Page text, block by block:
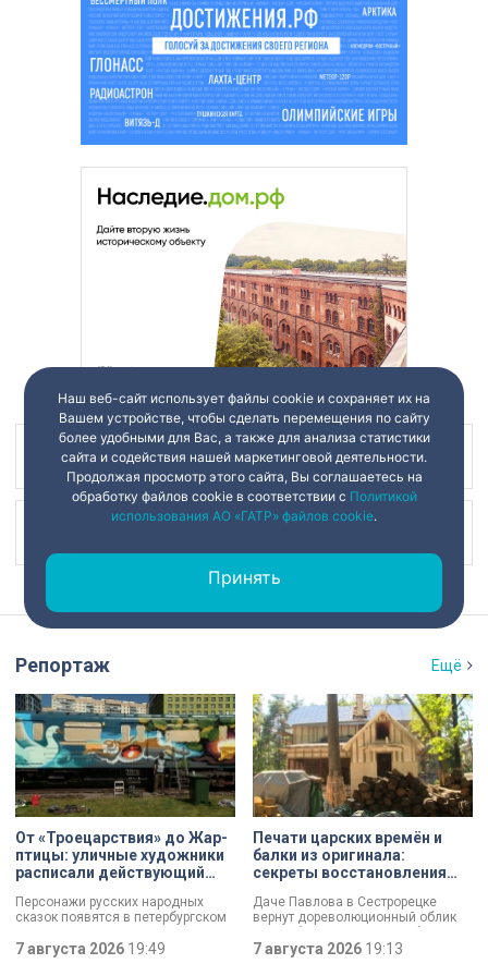
Наш канал в
Репортаж Ещё
От «Троецарствия» до Жар-
птицы: уличные художники
расписали действующий
Персонажи русских народных
сказок появятся в петербургском
«Выборгское» завершился
7 августа 2026 19:49
Печати царских времён и
балки из оригинала:
секреты восстановления
Даче Павлова в Сестрорецке
вернут дореволюционный облик
метр». Это льготная арендная
7 августа 2026 19:13
Наш веб-сайт использует файлы cookie и сохраняет их на
Вашем устройстве, чтобы сделать перемещения по сайту
более удобными для Вас, а также для анализа статистики
сайта и содействия нашей маркетинговой деятельности.
Продолжая просмотр этого сайта, Вы соглашаетесь на
обработку файлов cookie в соответствии с Политикой
использования АО «ГАТР» файлов cookie.
Принять